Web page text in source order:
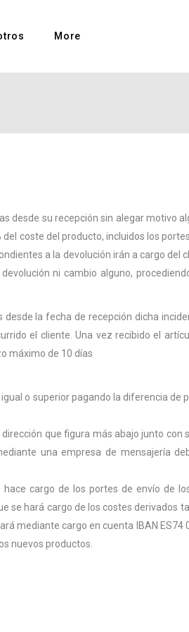
More
desde su recepción sin alegar motivo
coste del producto, incluidos los
a la devolución irán a cargo del
ni cambio alguno,
la fecha de recepción dicha
el cliente. Una vez recibido el
máximo de 10 días
o superior pagando la diferencia de
que figura más abajo junto con
una empresa de mensajería
cargo de los portes de envío de
se hará cargo de los costes derivados
mediante cargo en cuenta IBAN ES74
nuevos productos.